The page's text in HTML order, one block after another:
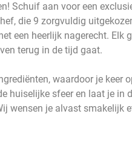
Schuif aan voor een
die 9 zorgvuldig
een heerlijk nagerecht. Elk
terug in de tijd gaat.
waardoor je keer
huiselijke sfeer en laat je in
wensen je alvast smakelijk